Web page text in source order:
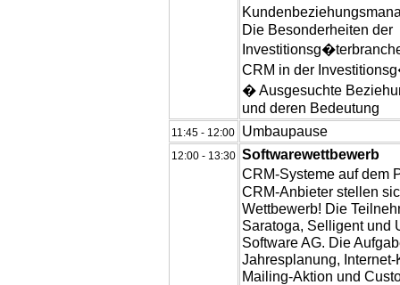
Die Besonderheiten der
CRM in der
� Ausgesuchte
und deren Bedeutung
11:45 - 12:00 Umbaupause
12:00 - 13:30 Softwarewettbewerb
CRM-Systeme auf dem
CRM-Anbieter stellen
Wettbewerb! Die
Saratoga, Selligent und
Software AG. Die
Jahresplanung, Internet-
Mailing-Aktion und